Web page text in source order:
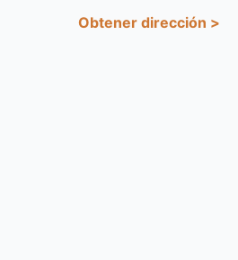
Obtener dirección >